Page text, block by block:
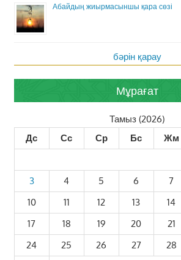
Абайдың жиырмасыншы қара сөзі
бәрін қарау
Мұрағат
Тамыз (2026)
Дс
Сс Ср Бс Жм
3
4 5 6 7
10
11 12 13 14
17
18 19 20 21
24
25 26 27 28